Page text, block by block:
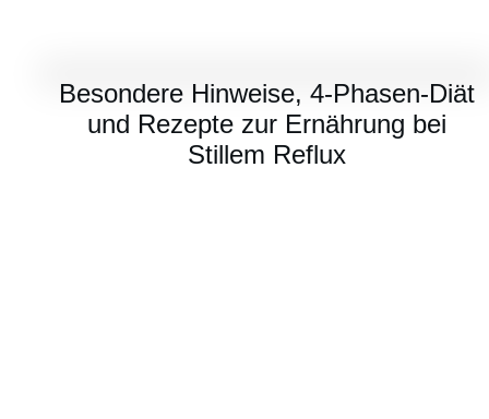
Besondere Hinweise, 4‑Phasen-Diät
und Rezepte zur Ernährung bei
Stillem Reflux